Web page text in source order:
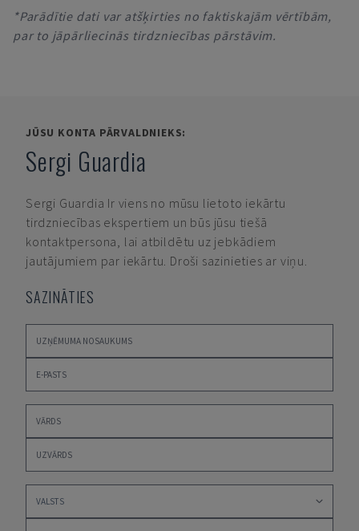
*Parādītie dati var atšķirties no faktiskajām vērtībām,
par to jāpārliecinās tirdzniecības pārstāvim.
JŪSU KONTA PĀRVALDNIEKS:
Sergi Guardia
Sergi Guardia Ir viens no mūsu lietoto iekārtu
tirdzniecības ekspertiem un būs jūsu tiešā
kontaktpersona, lai atbildētu uz jebkādiem
jautājumiem par iekārtu. Droši sazinieties ar viņu.
SAZINĀTIES